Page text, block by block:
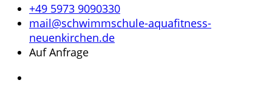
+49 5973 9090330
mail@schwimmschule-aquafitness-
neuenkirchen.de
Auf Anfrage